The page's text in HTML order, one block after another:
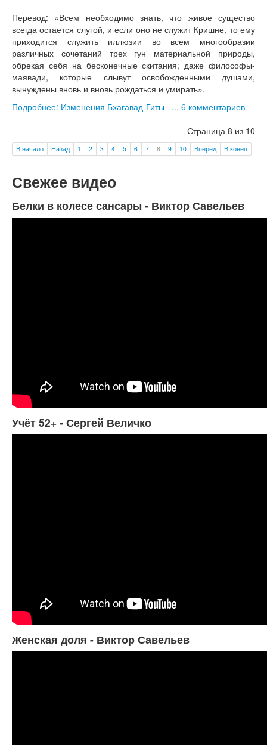
Перевод: «Всем необходимо знать, что живое существо
всегда остается слугой, и если оно не служит Кришне, то ему
приходится служить иллюзии во всем многообразии
различных сочетаний трех гун материальной природы,
обрекая себя на бесконечные скитания; даже философы-
маявади, которые слывут освобожденными душами,
вынуждены вновь и вновь рождаться и умирать».
Подробнее: Изменения Бхагавад-Гиты –... 6 комментариев
Страница 8 из 10
В начало Назад 1 2 3 4 5 6 7 8 9 10 Вперёд В конец
Свежее видео
Белки в колесе сансары - Виктор Савельев
Учёт 52+ - Сергей Величко
Женская доля - Виктор Савельев